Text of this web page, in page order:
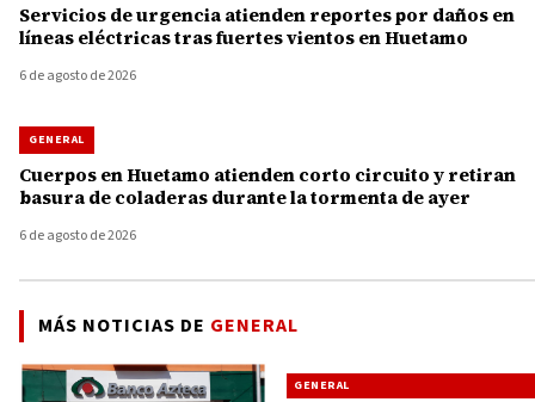
Servicios de urgencia atienden reportes por daños en
líneas eléctricas tras fuertes vientos en Huetamo
6 de agosto de 2026
GENERAL
Cuerpos en Huetamo atienden corto circuito y retiran
basura de coladeras durante la tormenta de ayer
6 de agosto de 2026
MÁS NOTICIAS DE GENERAL
GENERAL